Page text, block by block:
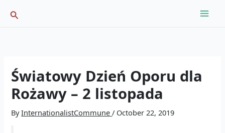
Search
Światowy Dzień Oporu dla
Rożawy – 2 listopada
ByInternationalistCommune/ October 22, 2019